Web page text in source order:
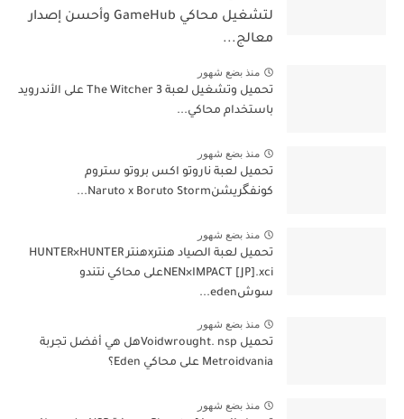
لتشغيل محاكي GameHub وأحسن إصدار
معالج...
منذ بضع شهور
تحميل وتشغيل لعبة The Witcher 3 على الأندرويد
باستخدام محاكي...
منذ بضع شهور
تحميل لعبة ناروتو اكس بروتو ستروم
كونفگريشنNaruto x Boruto Storm...
منذ بضع شهور
تحميل لعبة الصياد هنترxهنتر HUNTER×HUNTER
NEN×IMPACT [JP].xciعلى محاكي نتندو
سوشeden...
منذ بضع شهور
تحميل Voidwrought. nspهل هي أفضل تجربة
Metroidvania على محاكي Eden؟
منذ بضع شهور